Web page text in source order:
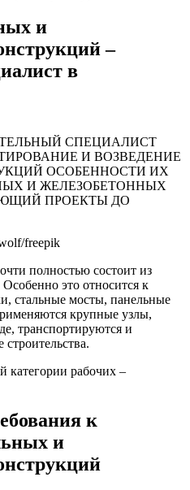
и
–
в
freepik
полностью состоит из
это относится к
стальные мосты, панельные
крупные узлы,
транспортируются и
категории рабочих –
к
и